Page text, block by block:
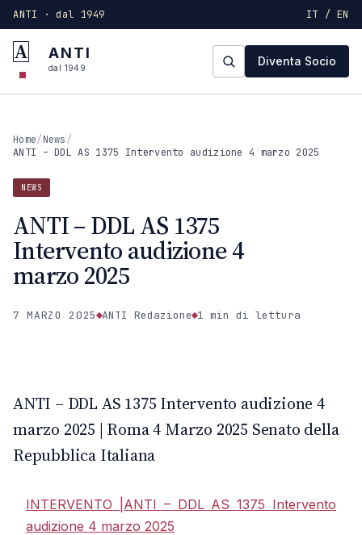
ANTI · dal 1949 IT / EN
A ANTI
dal 1949 Diventa Socio
Home/News/
ANTI – DDL AS 1375 Intervento audizione 4 marzo 2025
NEWS
ANTI – DDL AS 1375
Intervento audizione 4
marzo 2025
7 MARZO 2025 ANTI Redazione 1 min di lettura
ANTI – DDL AS 1375 Intervento audizione 4
marzo 2025 | Roma 4 Marzo 2025 Senato della
Repubblica Italiana
INTERVENTO |ANTI – DDL AS 1375 Intervento
audizione 4 marzo 2025